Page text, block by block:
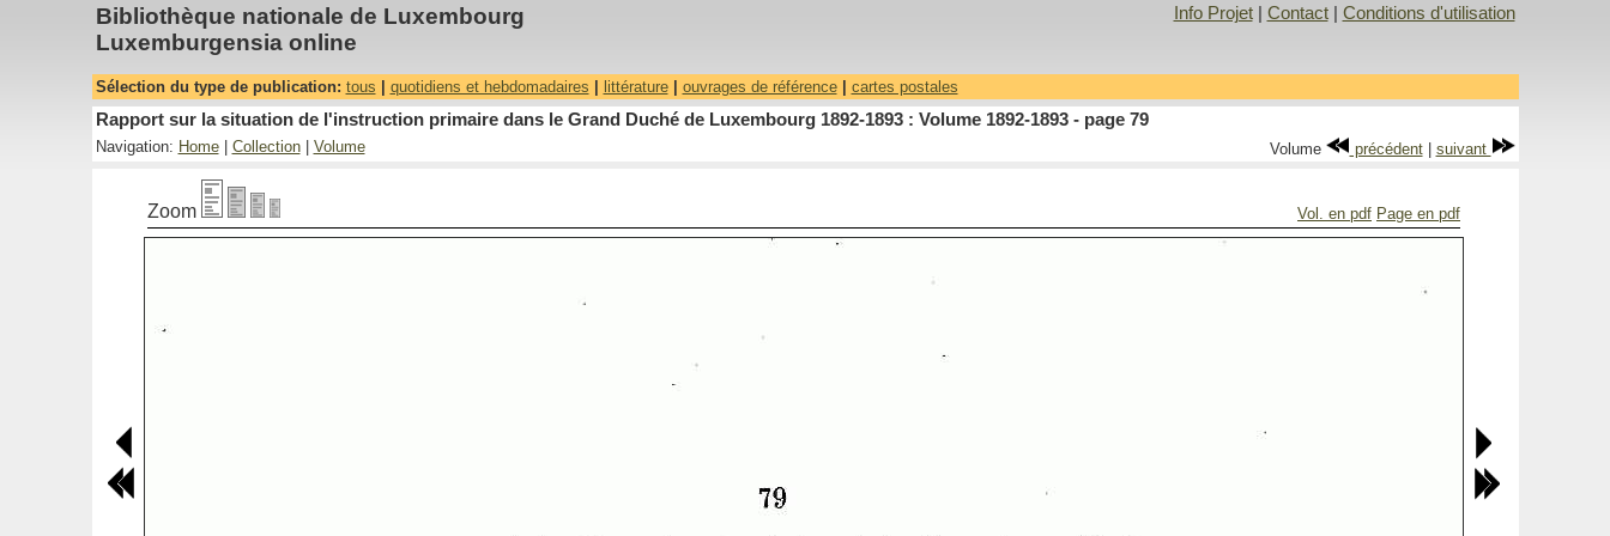
Bibliothèque nationale de Luxembourg
Luxemburgensia online
Info Projet| Contact| Conditions d'utilisation
Sélection du type de publication: tous quotidiens et hebdomadaires littérature| ouvrages de référence| cartes postales
Rapport sur la situation de l'instruction primaire dans le Grand Duché de Luxembourg 1892-1893 : Volume 1892-1893 - page 79
Navigation: Home| Collection| Volume Volume précédent| suivant
Zoom Vol. en pdf Page en pdf